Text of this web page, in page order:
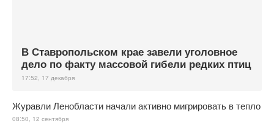
В Ставропольском крае завели уголовное
дело по факту массовой гибели редких птиц
17:52, 17 декабря
Журавли Ленобласти начали активно мигрировать в тепло
08:50, 12 сентября